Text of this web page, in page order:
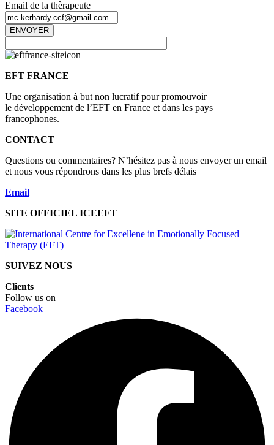
Email de la thèrapeute
ENVOYER
EFT FRANCE
Une organisation à but non lucratif pour promouvoir
le développement de l’EFT en France et dans les pays
francophones.
CONTACT
Questions ou commentaires? N’hésitez pas à nous envoyer un email
et nous vous répondrons dans les plus brefs délais
Email
SITE OFFICIEL ICEEFT
SUIVEZ NOUS
Clients
Follow us on
Facebook